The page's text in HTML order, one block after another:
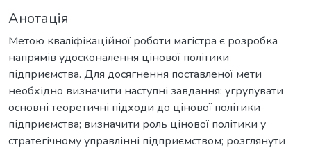
Анотація
Метою кваліфікаційної роботи магістра є розробка
напрямів удосконалення цінової політики
підприємства. Для досягнення поставленої мети
необхідно визначити наступні завдання: угрупувати
основні теоретичні підходи до цінової політики
підприємства; визначити роль цінової політики у
стратегічному управлінні підприємством; розглянути